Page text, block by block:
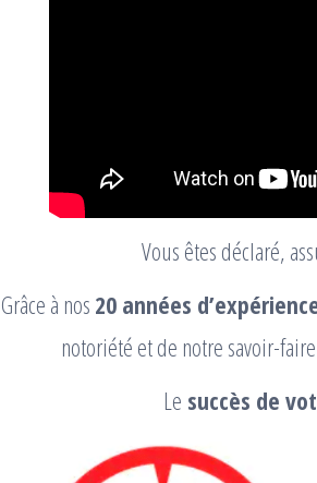
Vous êtes déclaré,
Grâce à nos 20 années
notoriété et de notre savoir-
Le succès de